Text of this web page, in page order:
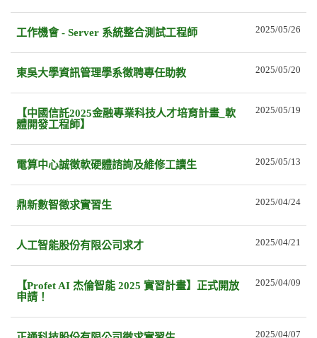
工作機會 - Server 系統整合測試工程師 2025/05/26
東吳大學資訊管理學系徵聘專任助教 2025/05/20
【中國信託2025金融專業科技人才培育計畫_軟
體開發工程師】
2025/05/19
電算中心誠徵軟硬體諮詢及維修工讀生 2025/05/13
鼎新數智徵求實習生 2025/04/24
人工智能股份有限公司求才 2025/04/21
【Profet AI 杰倫智能 2025 實習計畫】正式開放
申請！
2025/04/09
2025/04/07